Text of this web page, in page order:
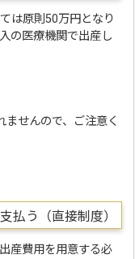
は原則50万円となり
の医療機関で出産し
せんので、ご注意く
払う（直接制度）
産費用を用意する必